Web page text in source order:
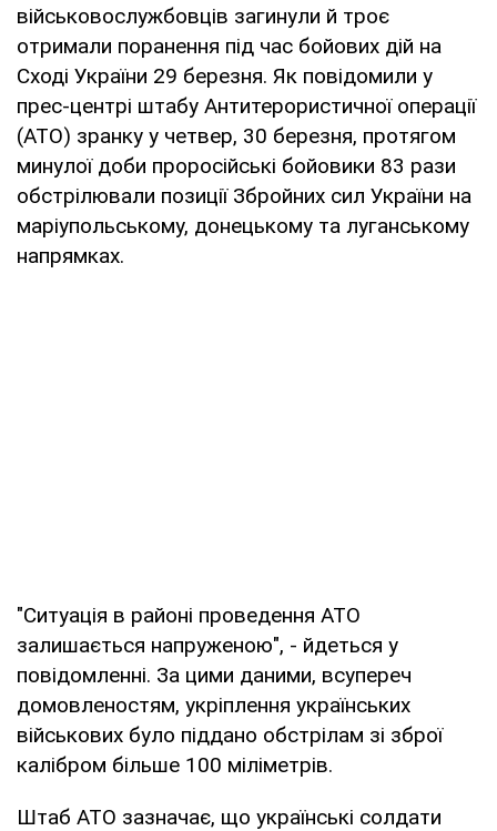
військовослужбовців загинули й троє
отримали поранення під час бойових дій на
Сході України 29 березня. Як повідомили у
прес-центрі штабу Антитерористичної операції
(АТО) зранку у четвер, 30 березня, протягом
минулої доби проросійські бойовики 83 рази
обстрілювали позиції Збройних сил України на
маріупольському, донецькому та луганському
напрямках.
"Ситуація в районі проведення АТО
залишається напруженою", - йдеться у
повідомленні. За цими даними, всупереч
домовленостям, укріплення українських
військових було піддано обстрілам зі зброї
калібром більше 100 міліметрів.
Штаб АТО зазначає, що українські солдати